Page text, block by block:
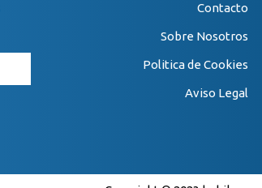
Contacto
Sobre Nosotros
Politica de Cookies
Aviso Legal